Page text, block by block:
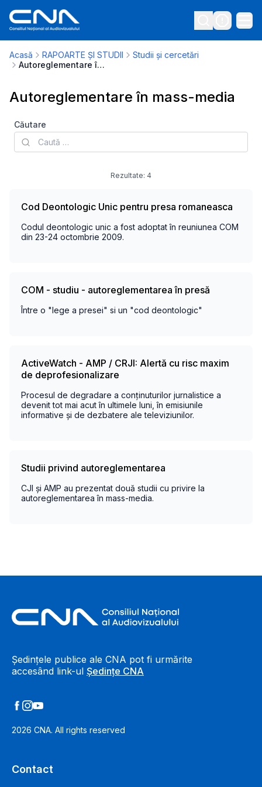
Acasă RAPOARTE ȘI STUDII
Studii și cercetări
Autoreglementare în mass-media
Autoreglementare în mass-media
Căutare
Rezultate: 4
Cod Deontologic Unic pentru presa romaneasca
Codul deontologic unic a fost adoptat în reuniunea COM
din 23-24 octombrie 2009.
COM - studiu - autoreglementarea în presă
Între o "lege a presei" si un "cod deontologic"
ActiveWatch - AMP / CRJI: Alertă cu risc maxim
de deprofesionalizare
Procesul de degradare a conținuturilor jurnalistice a
devenit tot mai acut în ultimele luni, în emisiunile
informative și de dezbatere ale televiziunilor.
Studii privind autoreglementarea
CJI și AMP au prezentat două studii cu privire la
autoreglementarea în mass-media.
Ședințele publice ale CNA pot fi urmărite
accesând link-ul Ședințe CNA
2026 CNA. All rights reserved
Contact